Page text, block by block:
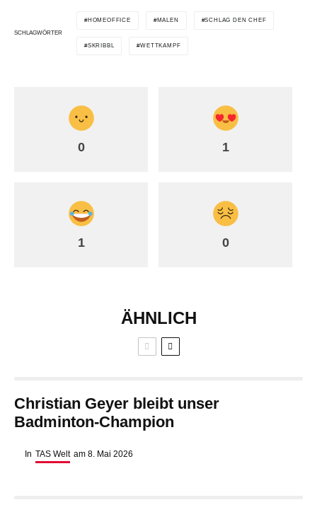
SCHLAGWÖRTER
HOMEOFFICE MALEN SCHLAG DEN CHEF
SKRIBBL WETTKAMPF
0 1
1 0
ÄHNLICH
Christian Geyer bleibt unser
Badminton-Champion
In TAS Welt am 8. Mai 2026